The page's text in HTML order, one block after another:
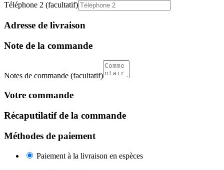
Téléphone 2 (facultatif)
Adresse de livraison
Note de la commande
Notes de commande (facultatif)
Votre commande
Récaputilatif de la commande
Méthodes de paiement
Paiement à la livraison en espèces